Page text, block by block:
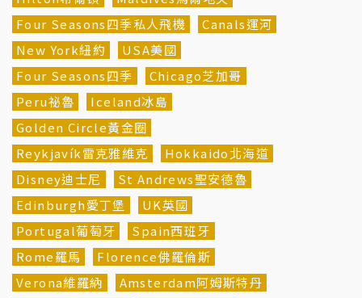
Four Seasons四季私人飛機
Canals運河
New York紐約
USA美國
Four Seasons四季
Chicago芝加哥
Peru祕魯
Iceland冰島
Golden Circle黃金圈
Reykjavík雷克雅維克
Hokkaido北海道
Disney迪士尼
St Andrews聖安德魯
Edinburgh愛丁堡
UK英國
Portugal葡萄牙
Spain西班牙
Rome羅馬
Florence佛羅倫斯
Verona維羅納
Amsterdam阿姆斯特丹